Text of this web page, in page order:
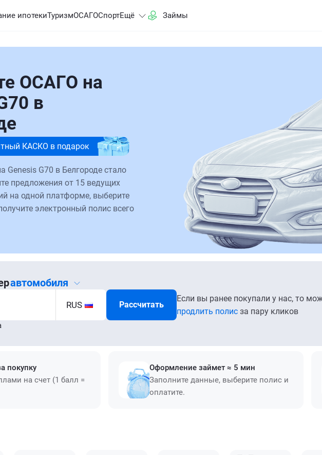
ипотекиТуризмОСАГОСпортЕщё Займы
ОСАГО на
в
КАСКО в подарок
G70 в Белгороде стало
предложения от 15 ведущих
на одной платформе, выберите
электронный полис всего
автомобиля
RUS Рассчитать
Если вы ранее покупали у нас, то
продлить полис за пару кликов
покупку
на счет (1 балл =
Оформление займет ≈ 5 мин
Заполните данные, выберите полис и
оплатите.